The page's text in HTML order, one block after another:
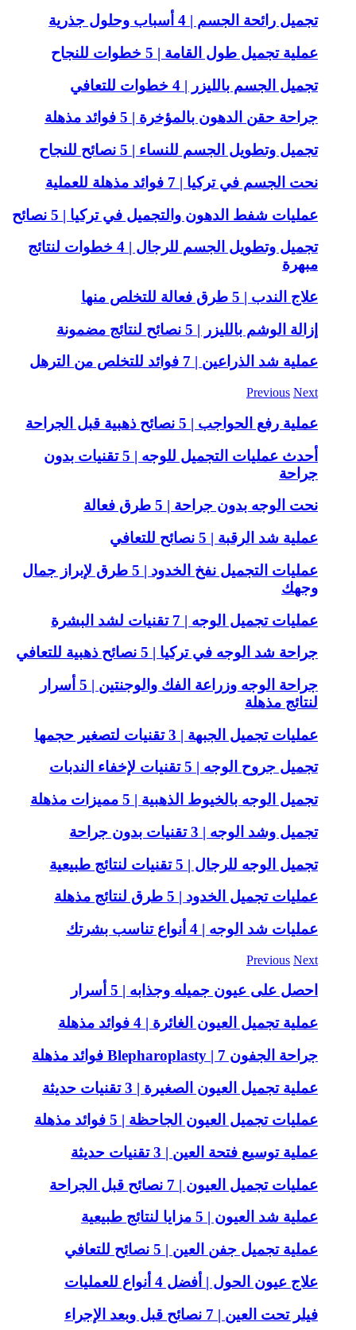
تجميل رائحة الجسم | 4 أسباب وحلول جذرية
عملية تجميل طول القامة | 5 خطوات للنجاح
تجميل الجسم بالليزر | 4 خطوات للتعافي
جراحة حقن الدهون بالمؤخرة | 5 فوائد مذهلة
تجميل وتطويل الجسم للنساء | 5 نصائح للنجاح
نحت الجسم في تركيا | 7 فوائد مذهلة للعملية
عمليات شفط الدهون والتجميل في تركيا | 5 نصائح
تجميل وتطويل الجسم للرجال | 4 خطوات لنتائج
مبهرة
علاج الندب | 5 طرق فعالة للتخلص منها
إزالة الوشم بالليزر | 5 نصائح لنتائج مضمونة
عملية شد الذراعين | 7 فوائد للتخلص من الترهل
Previous Next
عملية رفع الحواجب | 5 نصائح ذهبية قبل الجراحة
أحدث عمليات التجميل للوجه | 5 تقنيات بدون
جراحة
نحت الوجه بدون جراحة | 5 طرق فعالة
عملية شد الرقبة | 5 نصائح للتعافي
عمليات التجميل نفخ الخدود | 5 طرق لإبراز جمال
وجهك
عمليات تجميل الوجه | 7 تقنيات لشد البشرة
جراحة شد الوجه في تركيا | 5 نصائح ذهبية للتعافي
جراحة الوجه وزراعة الفك والوجنتين | 5 أسرار
لنتائج مذهلة
عمليات تجميل الجبهة | 3 تقنيات لتصغير حجمها
تجميل جروح الوجه | 5 تقنيات لإخفاء الندبات
تجميل الوجه بالخيوط الذهبية | 5 مميزات مذهلة
تجميل وشد الوجه | 3 تقنيات بدون جراحة
تجميل الوجه للرجال | 5 تقنيات لنتائج طبيعية
عمليات تجميل الخدود | 5 طرق لنتائج مذهلة
عمليات شد الوجه | 4 أنواع تناسب بشرتك
Previous Next
احصل على عيون جميله وجذابه | 5 أسرار
عملية تجميل العيون الغائرة | 4 فوائد مذهلة
جراحة الجفون Blepharoplasty | 7 فوائد مذهلة
عملية تجميل العيون الصغيرة | 3 تقنيات حديثة
عمليات تجميل العيون الجاحظة | 5 فوائد مذهلة
عملية توسيع فتحة العين | 3 تقنيات حديثة
عمليات تجميل العيون | 7 نصائح قبل الجراحة
عملية شد العيون | 5 مزايا لنتائج طبيعية
عملية تجميل جفن العين | 5 نصائح للتعافي
علاج عيون الحول | أفضل 4 أنواع للعمليات
فيلر تحت العين | 7 نصائح قبل وبعد الإجراء